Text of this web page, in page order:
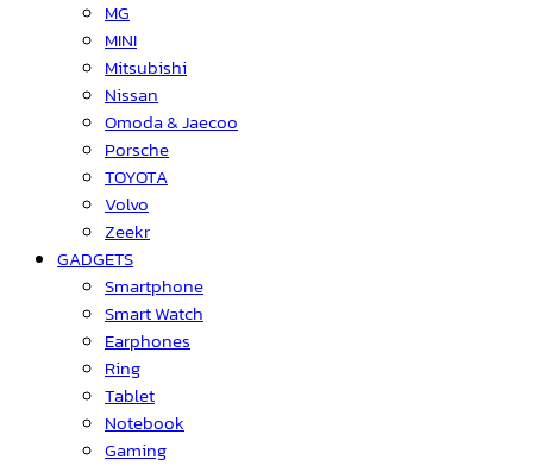
MG
MINI
Mitsubishi
Nissan
Omoda & Jaecoo
Porsche
TOYOTA
Volvo
Zeekr
GADGETS
Smartphone
Smart Watch
Earphones
Ring
Tablet
Notebook
Gaming